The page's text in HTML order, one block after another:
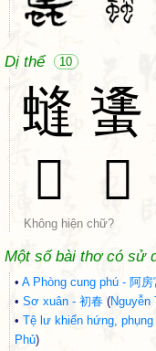
Dị thể 10
䗦 䗬
𧊩
𧋴
Không hiện chữ?
Một số bài thơ có sử
• A Phòng cung phú - 阿房
• Sơ xuân - 初春 (Nguyễn
• Tệ lư khiển hứng,
Phủ)